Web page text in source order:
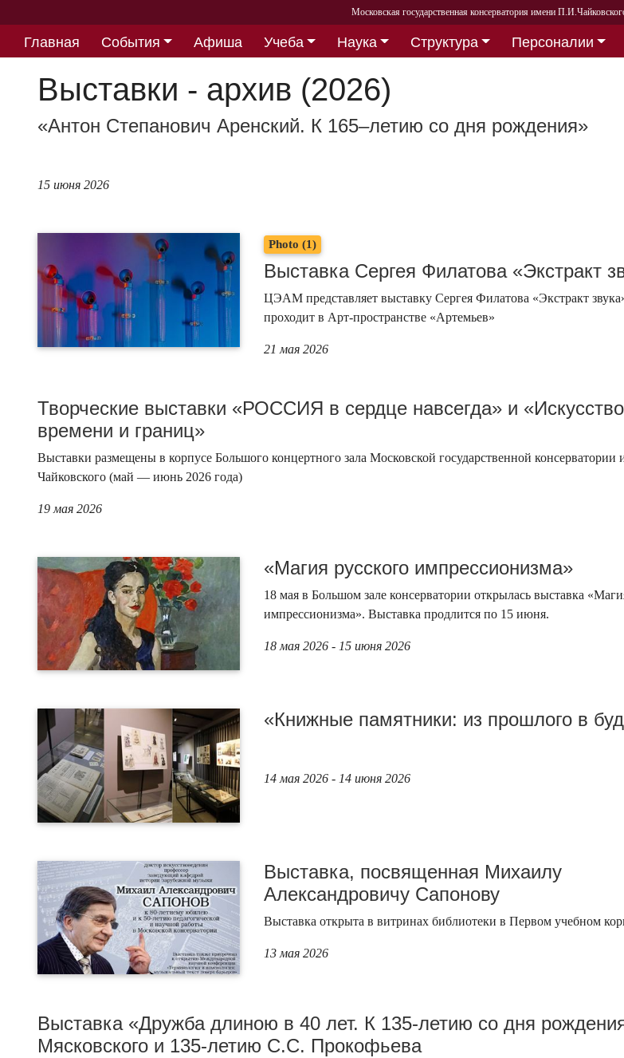
Московская государственная консерватория имени
Главная События Афиша Учеба Наука Структура Персоналии
Выставки - архив (2026)
«Антон Степанович Аренский. К 165–летию со дня рождения»
15 июня 2026
Photo (1)
Выставка Сергея Филатова «Экстракт
ЦЭАМ представляет выставку Сергея Филатова «Экстракт
проходит в Арт-пространстве «Артемьев»
21 мая 2026
Творческие выставки «РОССИЯ в сердце навсегда» и
времени и границ»
Выставки размещены в корпусе Большого концертного зала Московской государственной
Чайковского (май — июнь 2026 года)
19 мая 2026
«Магия русского импрессионизма»
18 мая в Большом зале консерватории открылась выставка
импрессионизма». Выставка продлится по 15 июня.
18 мая 2026 - 15 июня 2026
«Книжные памятники: из прошлого в
14 мая 2026 - 14 июня 2026
Выставка, посвященная Михаилу
Александровичу Сапонову
Выставка открыта в витринах библиотеки в Первом учебном
13 мая 2026
Выставка «Дружба длиною в 40 лет. К 135-летию со дня
Мясковского и 135-летию С.С. Прокофьева